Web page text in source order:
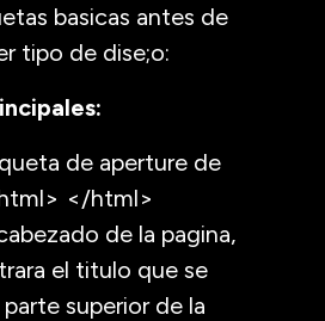
basicas antes de
tipo de dise;o:
de aperture de
</html>
de la pagina,
el titulo que se
superior de la